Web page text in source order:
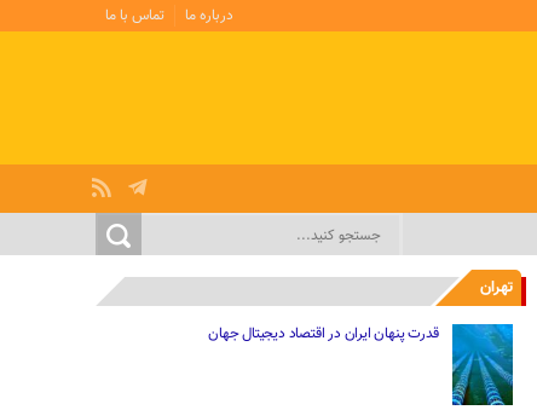
درباره ما تماس با ما
تهران
قدرت پنهان ایران در اقتصاد دیجیتال جهان